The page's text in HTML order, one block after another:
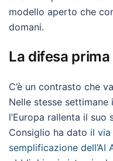
modello aperto che
domani.
La difesa
C’è un contrasto che
Nelle stesse
l’Europa rallenta il
Consiglio ha dato il
semplificazione dell’AI